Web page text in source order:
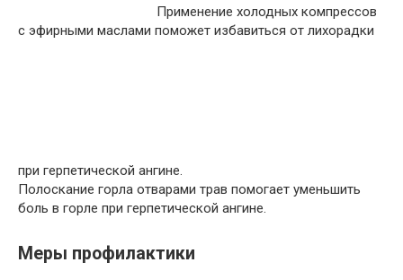
Применение холодных компрессов
с эфирными маслами поможет избавиться от лихорадки
при герпетической ангине.
Полоскание горла отварами трав помогает уменьшить
боль в горле при герпетической ангине.
Меры профилактики